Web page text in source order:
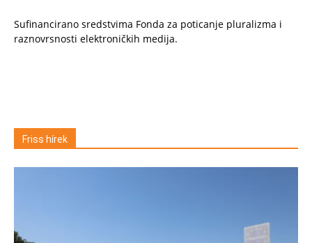
Sufinancirano sredstvima Fonda za poticanje pluralizma i
raznovrsnosti elektroničkih medija.
Friss hírek